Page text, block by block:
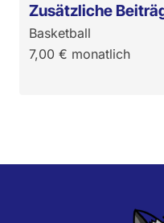
Zusätzliche
Basketball
7,00 € monatlich